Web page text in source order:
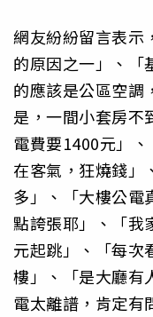
網友紛紛留言表示
的原因之一」、「
的應該是公區空調
是，一間小套房不
電費要1400元」
在客氣，狂燒錢」
多」、「大樓公電
點誇張耶」、「我
元起跳」、「每次
樓」、「是大廳有
電太離譜，肯定有